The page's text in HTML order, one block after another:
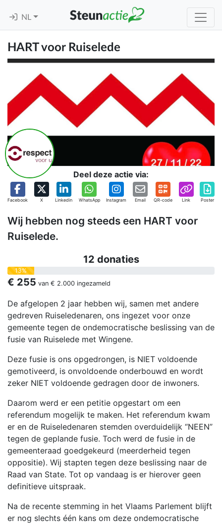
NL
HART voor Ruiselede
Deel deze actie via:
Facebook X Linkedin WhatsApp Instagram Email QR-code Link Poster
Wij hebben nog steeds een HART voor
Ruiselede.
12 donaties
13%
€ 255 van € 2.000 ingezameld
De afgelopen 2 jaar hebben wij, samen met andere
gedreven Ruiseledenaren, ons ingezet voor onze
gemeente tegen de ondemocratische beslissing van de
fusie van Ruiselede met Wingene.
Deze fusie is ons opgedrongen, is NIET voldoende
gemotiveerd, is onvoldoende onderbouwd en wordt
zeker NIET voldoende gedragen door de inwoners.
Daarom werd er een petitie opgestart om een
referendum mogelijk te maken. Het referendum kwam
er en de Ruiseledenaren stemden overduidelijk “NEEN”
tegen de geplande fusie. Toch werd de fusie in de
gemeenteraad goedgekeurd (meerderheid tegen
oppositie). Wij stapten tegen deze beslissing naar de
Raad van State. Tot op vandaag is er hierover geen
definitieve uitspraak.
Na de recente stemming in het Vlaams Parlement blijft
er nog slechts één kans om deze ondemocratische